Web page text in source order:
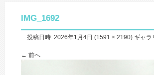
IMG_1692
投稿日時: 2026年1月4日 (1591 × 2190) ギャラ
← 前へ